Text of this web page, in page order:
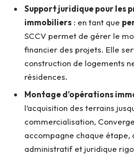
Support juridique pour les
immobiliers : en tant que
SCCV permet de gérer le
financier des projets. Elle
construction de logements
résidences.
Montage d’opérations
l’acquisition des terrains
commercialisation,
accompagne chaque étape,
administratif et juridique